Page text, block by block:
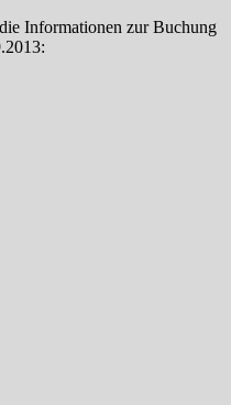
Informationen zur Buchung